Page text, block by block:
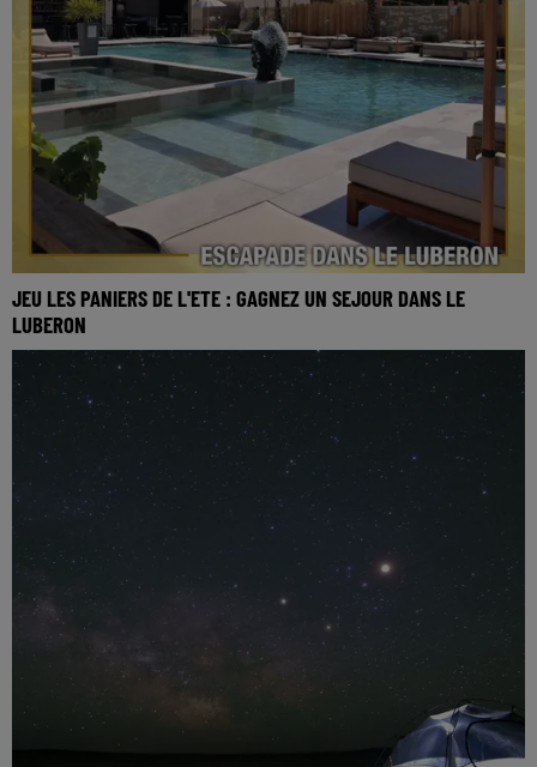
JEU LES PANIERS DE L'ETE : GAGNEZ UN SEJOUR DANS LE
LUBERON